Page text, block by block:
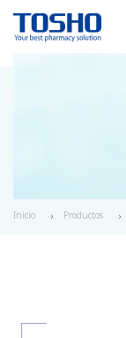
Inicio Productos